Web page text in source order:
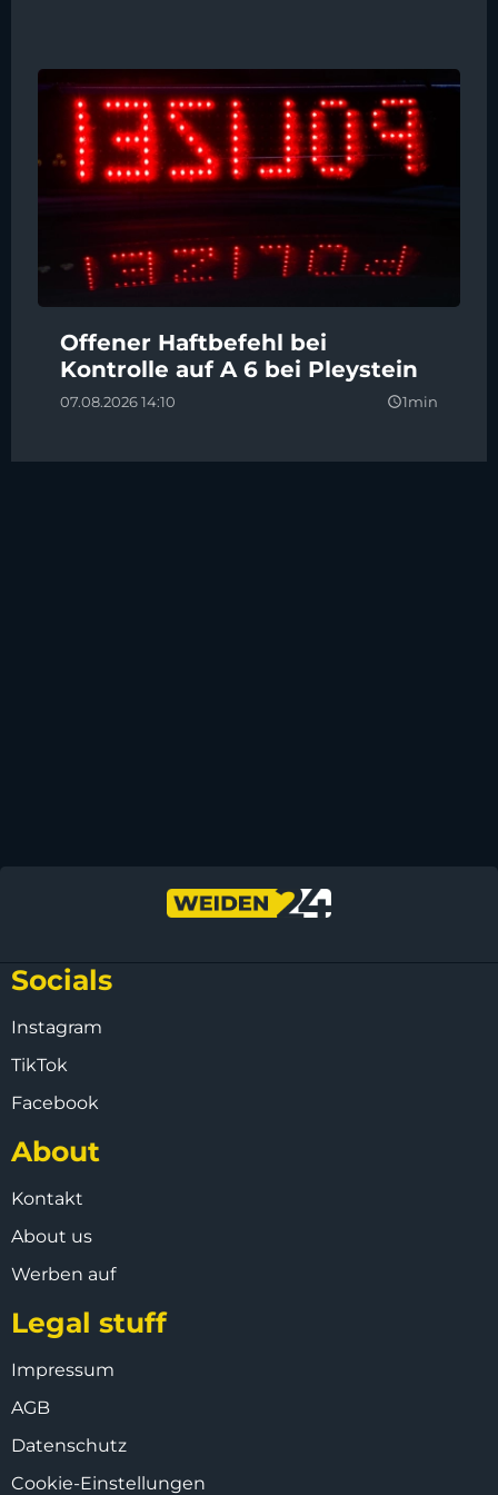
Offener Haftbefehl bei
Kontrolle auf A 6 bei Pleystein
07.08.2026 14:10 query_builder1min
Socials
Instagram
TikTok
Facebook
About
Kontakt
About us
Werben auf
Legal stuff
Impressum
AGB
Datenschutz
Cookie-Einstellungen